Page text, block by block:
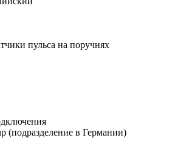
пульса на поручнях
(подразделение в Германии)